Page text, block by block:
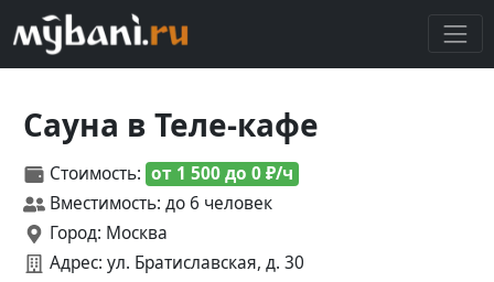
Сауна в Теле-кафе
Стоимость: от 1 500 до 0 ₽/ч
Вместимость: до 6 человек
Город: Москва
Адрес: ул. Братиславская, д. 30